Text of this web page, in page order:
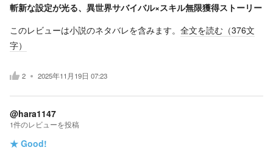
斬新な設定が光る、異世界サバイバル×スキル無限獲得ストーリー
このレビューは小説のネタバレを含みます。 全文を読む（376文
字）
2 2025年11月19日 07:23
@hara1147
1件のレビューを投稿
★ Good!